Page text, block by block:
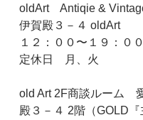
oldArt Antiqie &
伊賀殿３－４ oldArt
１２：００〜１９：０
定休日 月、火
old Art 2F商談ルーム
殿３－４ 2階（GOLD『